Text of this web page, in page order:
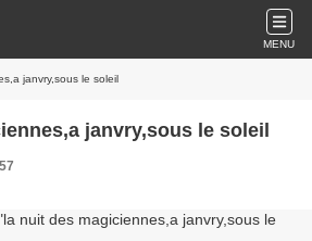
MENU
janvry,sous le soleil
janvry,sous le soleil